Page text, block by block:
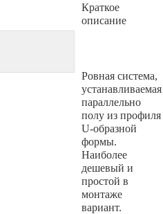
Краткое
описание
Ровная система,
устанавливаемая
параллельно
полу из профиля
U-образной
формы.
Наиболее
дешевый и
простой в
монтаже
вариант.